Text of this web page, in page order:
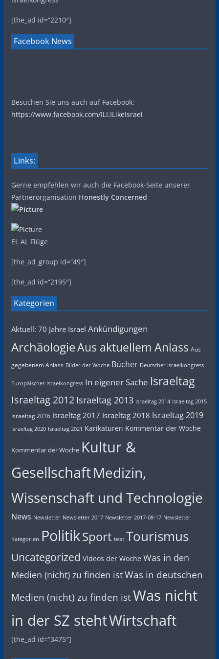
[the_ad id=“2210″]
Facebook News
Besuchen Sie uns auch auf Facebook:
https://www.facebook.com/ILI.ILikeIsrael
Links:
Gerne empfehlen wir auch die Facebook-Seite unserer
Partnerorganisation Honestly Concerned
EL AL Flüge
[the_ad_group id=“49″]
[the_ad id=“2195″]
Kategorien
Aktuell: 70 Jahre Israel Ankündigungen
ArchäologieAus aktuellem Anlass Aus
gegebenem Anlass Bilder der Woche Bücher Deutscher Israelkongress
Europäischer Israelkongress In eigener Sache Israeltag
Israeltag 2012 Israeltag 2013 Israeltag 2014 Israeltag 2015
Israeltag 2016 Israeltag 2017 Israeltag 2018 Israeltag 2019
Israeltag 2020 Israeltag 2021 Karikaturen Kommentar der Woche
Kommentar der Woche Kultur &
GesellschaftMedizin,
Wissenschaft und Technologie
News Newsletter Newsletter 2017 Newsletter 2017-08-17 Newsletter
Kategorien PolitikSport test Tourismus
Uncategorized Videos der Woche Was in den
Medien (nicht) zu finden istWas in deutschen
Medien (nicht) zu finden istWas nicht
in der SZ stehtWirtschaft
[the_ad id=“3475″]